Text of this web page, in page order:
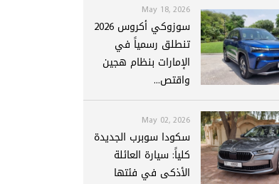
May 18, 2026
سوزوكي أكروس 2026
تنطلق رسمياً في
الإمارات بنظام هجين
واقتص...
May 02, 2026
سكودا سوبرب الجديدة
كلياً: سيارة العائلة
الأذكى في فئتها